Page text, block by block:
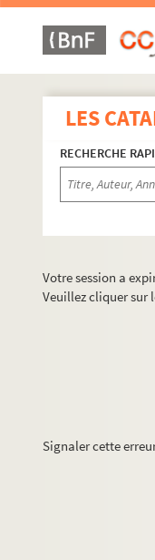
LES
RECHERCHE
Votre session a
Veuillez cliquer sur
Signaler cette